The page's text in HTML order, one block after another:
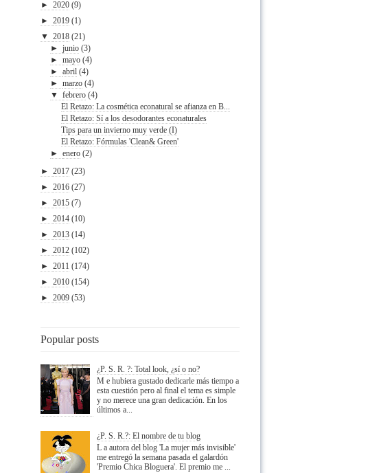
► 2020 (9)
► 2019 (1)
▼ 2018 (21)
►junio (3)
►mayo (4)
►abril (4)
►marzo (4)
▼febrero (4)
El Retazo: La cosmética econatural se afianza en B...
El Retazo: Sí a los desodorantes econaturales
Tips para un invierno muy verde (I)
El Retazo: Fórmulas 'Clean& Green'
►enero (2)
► 2017 (23)
► 2016 (27)
► 2015 (7)
► 2014 (10)
► 2013 (14)
► 2012 (102)
► 2011 (174)
► 2010 (154)
► 2009 (53)
Popular posts
¿P. S. R. ?: Total look, ¿sí o no?
M e hubiera gustado dedicarle más tiempo a
esta cuestión pero al final el tema es simple
y no merece una gran dedicación. En los
últimos a...
¿P. S. R.?: El nombre de tu blog
L a autora del blog 'La mujer más invisible'
me entregó la semana pasada el galardón
'Premio Chica Bloguera'. El premio me ...